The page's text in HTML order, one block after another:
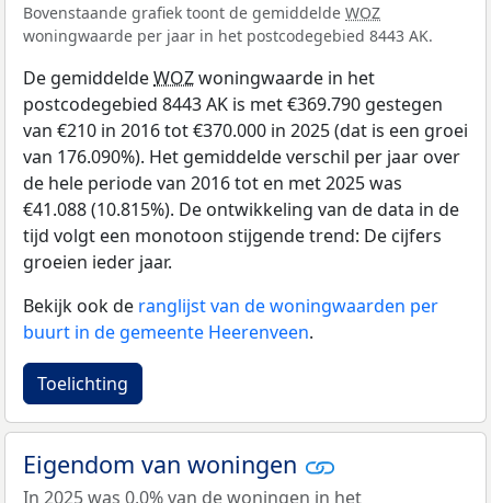
Bovenstaande grafiek toont de gemiddelde WOZ
woningwaarde per jaar in het postcodegebied 8443 AK.
De gemiddeldeWOZwoningwaarde in het
postcodegebied 8443 AK is met €369.790 gestegen
van €210 in 2016 tot €370.000 in 2025 (dat is een groei
van 176.090%). Het gemiddelde verschil per jaar over
de hele periode van 2016 tot en met 2025 was
€41.088 (10.815%). De ontwikkeling van de data in de
tijd volgt een monotoon stijgende trend: De cijfers
groeien ieder jaar.
Bekijk ook de ranglijst van de woningwaarden per
buurt in de gemeente Heerenveen.
Toelichting
Eigendom van woningen
In 2025 was 0,0% van de woningen in het